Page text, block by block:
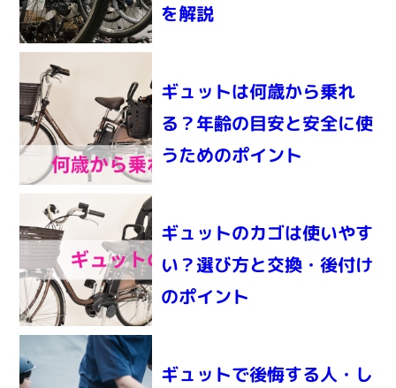
を解説
ギュットは何歳から乗れ
る？年齢の目安と安全に使
うためのポイント
ギュットのカゴは使いやす
い？選び方と交換・後付け
のポイント
ギュットで後悔する人・し